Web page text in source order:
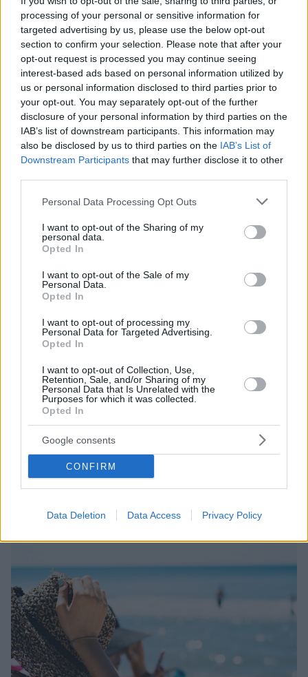
processing of your personal or sensitive information for
targeted advertising by us, please use the below opt-out
section to confirm your selection. Please note that after your
opt-out request is processed you may continue seeing
interest-based ads based on personal information utilized by
us or personal information disclosed to third parties prior to
your opt-out. You may separately opt-out of the further
disclosure of your personal information by third parties on the
IAB’s list of downstream participants. This information may
also be disclosed by us to third parties on the IAB’s List of
Downstream Participants that may further disclose it to other
Please note that this website/app uses one or more Google
not limited to your visit or usage behaviour. You may click to
grant or deny consent to Google and its third-party tags to
use your data for below specified purposes in below Google
consent section.
Personal Data Processing Opt Outs
I want to opt-out of the Sharing of my
personal data.
Opted In
I want to opt-out of the Sale of my
Personal Data.
Opted In
I want to opt-out of processing my
Personal Data for Targeted Advertising.
Opted In
I want to opt-out of Collection, Use,
Retention, Sale, and/or Sharing of my
Personal Data that Is Unrelated with the
Purposes for which it was collected.
Opted In
Google consents
CONFIRM
Data Deletion Data Access Privacy Policy
Καθώς ο υδράργυρος ανεβαίνει, ο ειδικός
αποκαλύπτει όλα τα μυστικά της κατάλληλης
καλοκαιρινής φροντίδας του δέρματος
Αντιγήρανση: Η βιταμίνη που έχει ανάγκη το δέρμα μας
καθημερινά
ανοσοποιητικού συστήματος αλλά και βάζοντας
φραγμούς στη γήρανση του δέρματος. Ανακαλύψτε
παρακάτω όλα τα οφέλη που προσφέρει στην
αντιγήρανση
17.09.2023, 19:01